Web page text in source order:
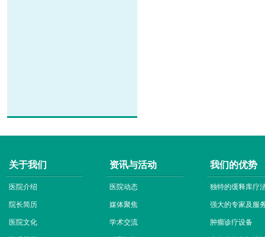
关于我们
医院介绍
院长简历
医院文化
资讯与活动
医院动态
媒体聚焦
学术交流
我们的优势
独特的缓释库疗
强大的专家及服
肿瘤诊疗设备